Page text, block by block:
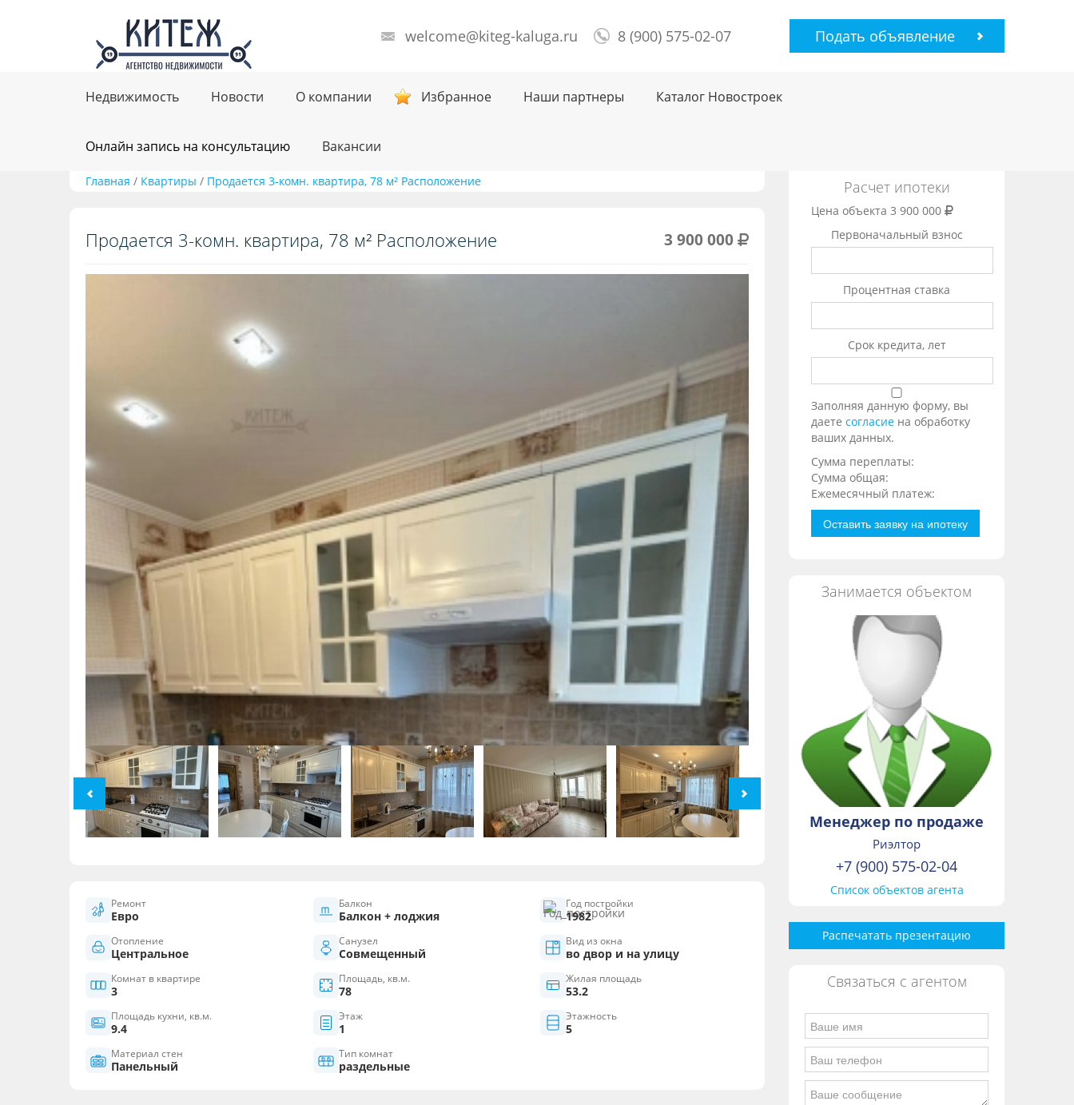
welcome@kiteg-kaluga.ru 8 (900) 575-02-07 Подать объявление
Недвижимость Новости О компании Избранное Наши партнеры Каталог Новостроек
Онлайн запись на консультацию Вакансии
Главная / Квартиры / Продается 3-комн. квартира, 78 м² Расположение
Продается 3-комн. квартира, 78 м² Расположение 3 900 000
Ремонт
Евро
Балкон
Балкон + лоджия
Год постройки
1982
Отопление
Центральное
Санузел
Совмещенный
Вид из окна
во двор и на улицу
Комнат в квартире
3
Площадь, кв.м.
78
Жилая площадь
53.2
Площадь кухни, кв.м.
9.4
Этаж
1
Этажность
5
Материал стен
Панельный
Тип комнат
раздельные
Расчет ипотеки
Цена объекта 3 900 000
Первоначальный взнос
Процентная ставка
Срок кредита, лет
Заполняя данную форму, вы
даете согласие на обработку
ваших данных.
Сумма переплаты:
Сумма общая:
Ежемесячный платеж:
Оставить заявку на ипотеку
Занимается объектом
Менеджер по продаже
Риэлтор
+7 (900) 575-02-04
Список объектов агента
Распечатать презентацию
Связаться с агентом